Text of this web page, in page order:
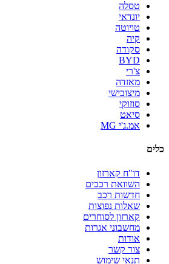
טסלה
יונדאי
טויוטה
קיה
סקודה
BYD
צ'רי
מאזדה
מיצובישי
סוזוקי
סיאט
אמ.ג'י MG
כלים
דו"ח קארזון
השוואת רכבים
חדשות רכב
שאלות נפוצות
קארזון לסוחרים
מחשבוני אגרות
אודות
צור קשר
תנאי שימוש